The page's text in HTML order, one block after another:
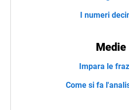
I numeri
Medie
Impara le
Come si fa